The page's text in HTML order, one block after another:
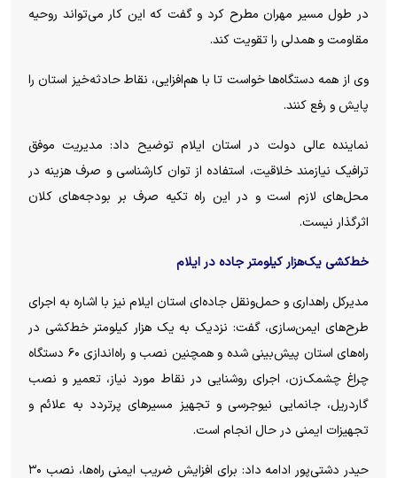
در طول مسیر مهران مطرح کرد و گفت که این کار می‌تواند روحیه
مقاومت و همدلی را تقویت کند.
وی از همه دستگاه‌ها خواست تا با هم‌افزایی، نقاط حادثه‌خیز استان را
پایش و رفع کنند.
نماینده عالی دولت در استان ایلام توضیح داد: مدیریت موفق
ترافیک نیازمند خلاقیت، استفاده از توان کارشناسی و صرف هزینه در
محل‌های لازم است و در این راه تکیه صرف بر بودجه‌های کلان
اثرگذار نیست.
خط‌کشی یک‌هزار کیلومتر جاده در ایلام
مدیرکل راهداری و حمل‌ونقل جاده‌ای استان ایلام نیز با اشاره به اجرای
طرح‌های ایمن‌سازی، گفت: نزدیک به یک هزار کیلومتر خط‌کشی در
راه‌های استان پیش‌بینی شده و همچنین نصب و راه‌اندازی ۶۰ دستگاه
چراغ چشمک‌زن، اجرای روشنایی در نقاط مورد نیاز، تعمیر و نصب
گاردریل، جانمایی نیوجرسی و تجهیز مسیر‌های پرتردد به علائم و
تجهیزات ایمنی در حال انجام است.
حیدر دشتی‌پور ادامه داد: برای افزایش ضریب ایمنی راه‌ها، نصب ۳۰